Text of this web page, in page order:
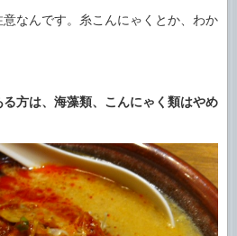
なんです。糸こんにゃくとか、わか
方は、海藻類、こんにゃく類はやめ